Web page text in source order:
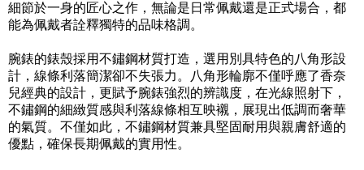
細節於一身的匠心之作，無論是日常佩戴還是正式場合，都
能為佩戴者詮釋獨特的品味格調。
腕錶的錶殼採用不鏽鋼材質打造，選用別具特色的八角形設
計，線條利落簡潔卻不失張力。八角形輪廓不僅呼應了香奈
兒經典的設計，更賦予腕錶強烈的辨識度，在光線照射下，
不鏽鋼的細緻質感與利落線條相互映襯，展現出低調而奢華
的氣質。不僅如此，不鏽鋼材質兼具堅固耐用與親膚舒適的
優點，確保長期佩戴的實用性。